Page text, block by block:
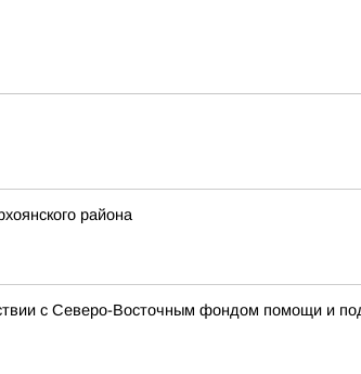
района
с Северо-Восточным фондом помощи и